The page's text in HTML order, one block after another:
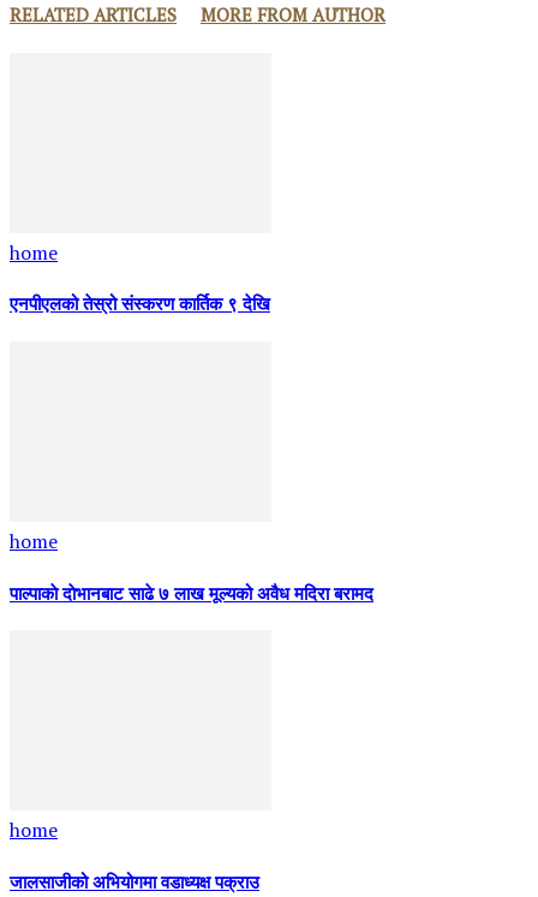
RELATED ARTICLES MORE FROM AUTHOR
home
एनपीएलको तेस्रो संस्करण कार्तिक ९ देखि
home
पाल्पाकाे दाेभानबाट साढे ७ लाख मूल्यको अवैध मदिरा बरामद
home
जालसाजीको अभियोगमा वडाध्यक्ष पक्राउ